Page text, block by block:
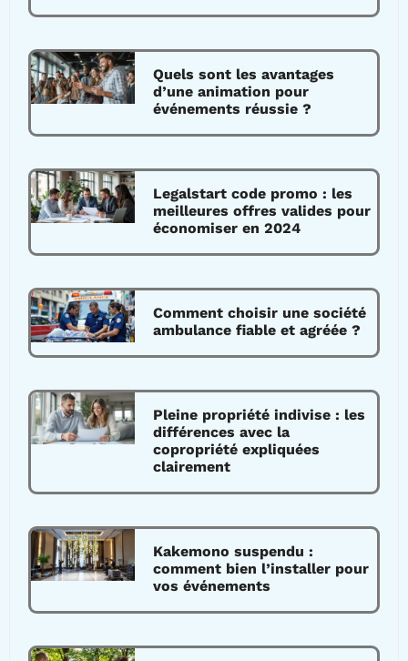
Quels sont les avantages
d’une animation pour
événements réussie ?
Legalstart code promo : les
meilleures offres valides pour
économiser en 2024
Comment choisir une société
ambulance fiable et agréée ?
Pleine propriété indivise : les
différences avec la
copropriété expliquées
clairement
Kakemono suspendu :
comment bien l’installer pour
vos événements